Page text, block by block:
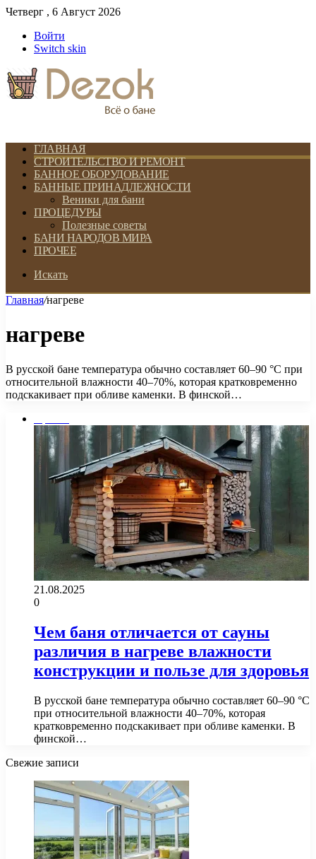
Четверг , 6 Август 2026
Войти
Switch skin
ГЛАВНАЯ
СТРОИТЕЛЬСТВО И РЕМОНТ
БАННОЕ ОБОРУДОВАНИЕ
БАННЫЕ ПРИНАДЛЕЖНОСТИ
Веники для бани
ПРОЦЕДУРЫ
Полезные советы
БАНИ НАРОДОВ МИРА
ПРОЧЕЕ
Искать
Главная/нагреве
нагреве
В русской бане температура обычно составляет 60–90 °C при
относительной влажности 40–70%, которая кратковременно
подскакивает при обливе каменки. В финской…
21.08.2025
0
Чем баня отличается от сауны
различия в нагреве влажности
конструкции и пользе для здоровья
В русской бане температура обычно составляет 60–90 °C
при относительной влажности 40–70%, которая
кратковременно подскакивает при обливе каменки. В
финской…
Свежие записи